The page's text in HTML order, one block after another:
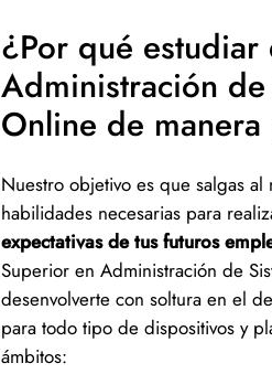
¿Por qué
Administración
Online de
Nuestro objetivo es que salgas
habilidades necesarias para
expectativas de tus futuros
Superior en Administración de
desenvolverte con soltura en el
para todo tipo de dispositivos y
ámbitos: